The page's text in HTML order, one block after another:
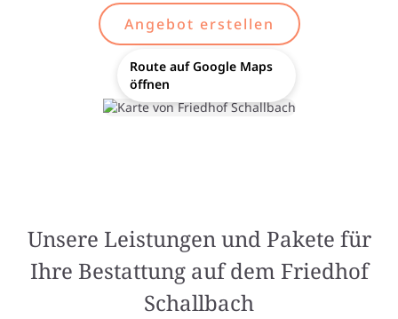
Angebot erstellen
Route auf Google Maps
öffnen
Unsere Leistungen und Pakete für
Ihre Bestattung auf dem Friedhof
Schallbach